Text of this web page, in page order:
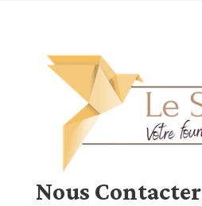
Nous Contacter